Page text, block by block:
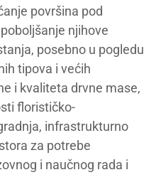
površina pod
njihove
posebno u pogledu
tipova i većih
i kvaliteta drvne mase,
florističko-
infrastrukturno
za potrebe
i naučnog rada i